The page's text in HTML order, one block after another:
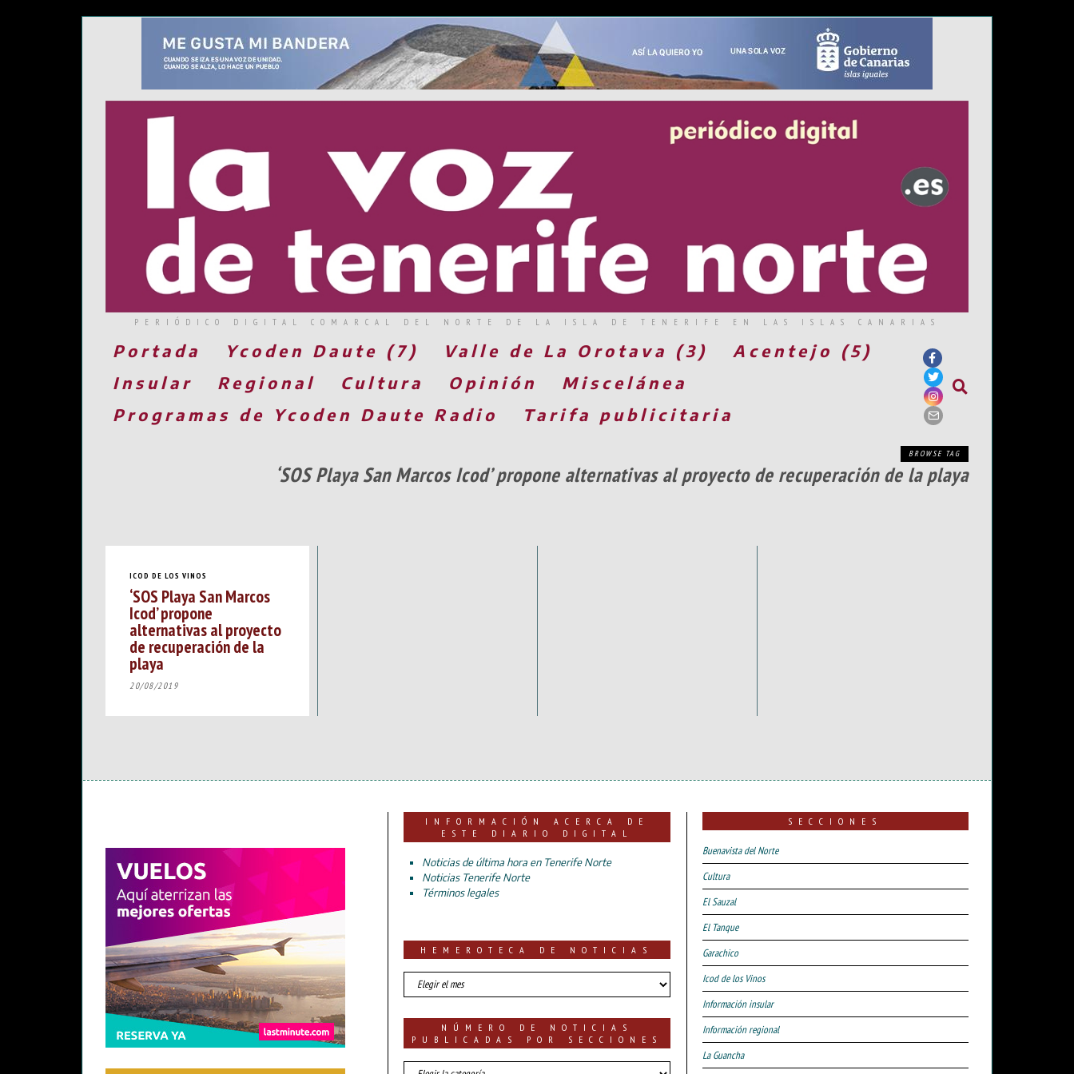
PERIÓDICO DIGITAL COMARCAL DEL NORTE DE LA ISLA DE TENERIFE EN LAS ISLAS CANARIAS
Portada Ycoden Daute (7) Valle de La Orotava (3)
Acentejo (5)
Insular
Regional Cultura Opinión
Miscelánea
Programas de Ycoden Daute Radio
Tarifa publicitaria
BROWSE TAG
‘SOS Playa San Marcos Icod’ propone alternativas al proyecto de recuperación de la playa
ICOD DE LOS VINOS
‘SOS Playa San Marcos
Icod’ propone
alternativas al proyecto
de recuperación de la
playa
20/08/2019
INFORMACIÓN ACERCA DE
ESTE DIARIO DIGITAL
Noticias de última hora en Tenerife Norte
Noticias Tenerife Norte
Términos legales
HEMEROTECA DE NOTICIAS
HEMEROTECA
DE
NÚMERO DE NOTICIAS
PUBLICADAS POR SECCIONES
número
SECCIONES
Buenavista del Norte
Cultura
El Sauzal
El Tanque
Garachico
Icod de los Vinos
Información insular
Información regional
La Guancha